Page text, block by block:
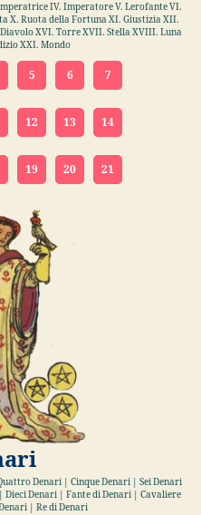
IV. Imperatore V. Lerofante VI.
X. Ruota della Fortuna XI. Giustizia XII.
XVI. Torre XVII. Stella XVIII. Luna
XXI. Mondo
5 6 7
12 13 14
19 20 21
Denari | Cinque Denari | Sei Denari
Dieci Denari | Fante di Denari | Cavaliere
| Re di Denari